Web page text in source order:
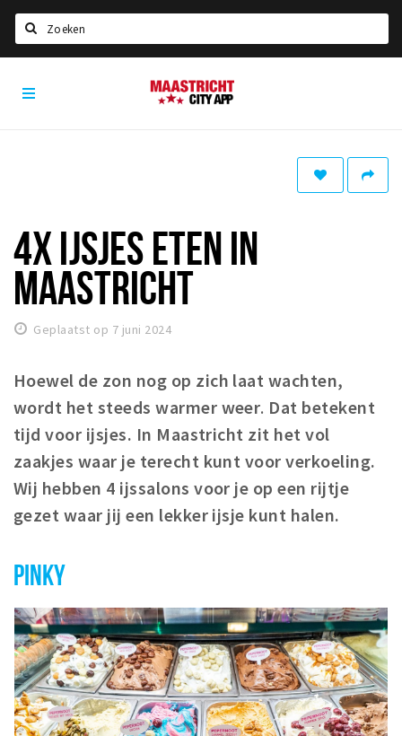
Home
Eten
Drinken
Slapen
Winkels
Winkelgebieden
Parkeren
Bezienswaardigheden
Musea, theaters & podia
Toeristische routes
Natuurgebieden
Baroniepoorten
Sport
Andere City Apps
Maastricht
City
4X IJSJES ETEN IN
MAASTRICHT
Geplaatst op 7 juni 2024
Hoewel de zon nog op zich laat wachten,
wordt het steeds warmer weer. Dat betekent
tijd voor ijsjes. In Maastricht zit het vol
zaakjes waar je terecht kunt voor verkoeling.
Wij hebben 4 ijssalons voor je op een rijtje
gezet waar jij een lekker ijsje kunt halen.
PINKY